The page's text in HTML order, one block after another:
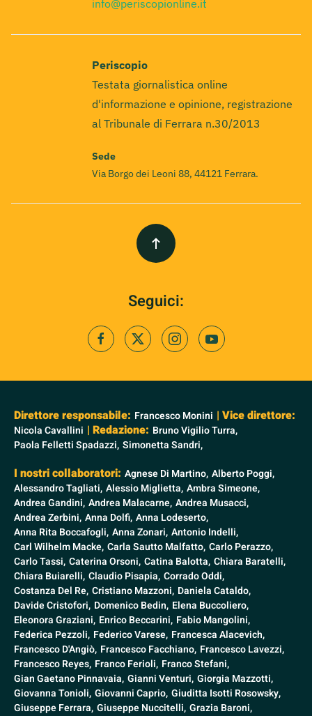
info@periscopionline.it
Periscopio
Testata giornalistica online
d'informazione e opinione, registrazione
al Tribunale di Ferrara n.30/2013
Sede
Via Borgo dei Leoni 88, 44121 Ferrara.
Seguici:
Direttore responsabile: Francesco Monini | Vice direttore:
Nicola Cavallini | Redazione: Bruno Vigilio Turra,
Paola Felletti Spadazzi, Simonetta Sandri,
I nostri collaboratori: Agnese Di Martino, Alberto Poggi,
Alessandro Tagliati, Alessio Miglietta, Ambra Simeone,
Andrea Gandini, Andrea Malacarne, Andrea Musacci,
Andrea Zerbini, Anna Dolfi, Anna Lodeserto,
Anna Rita Boccafogli, Anna Zonari, Antonio Indelli,
Carl Wilhelm Macke, Carla Sautto Malfatto, Carlo Perazzo,
Carlo Tassi, Caterina Orsoni, Catina Balotta, Chiara Baratelli,
Chiara Buiarelli, Claudio Pisapia, Corrado Oddi,
Costanza Del Re, Cristiano Mazzoni, Daniela Cataldo,
Davide Cristofori, Domenico Bedin, Elena Buccoliero,
Eleonora Graziani, Enrico Beccarini, Fabio Mangolini,
Federica Pezzoli, Federico Varese, Francesca Alacevich,
Francesco D'Angiò, Francesco Facchiano, Francesco Lavezzi,
Francesco Reyes, Franco Ferioli, Franco Stefani,
Gian Gaetano Pinnavaia, Gianni Venturi, Giorgia Mazzotti,
Giovanna Tonioli, Giovanni Caprio, Giuditta Isotti Rosowsky,
Giuseppe Ferrara, Giuseppe Nuccitelli, Grazia Baroni,